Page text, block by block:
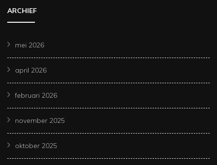
ARCHIEF
mei 2026
april 2026
februari 2026
november 2025
oktober 2025